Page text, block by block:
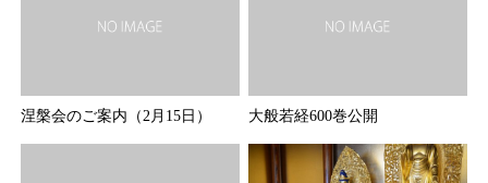
涅槃会のご案内（2月15日） 大般若経600巻公開